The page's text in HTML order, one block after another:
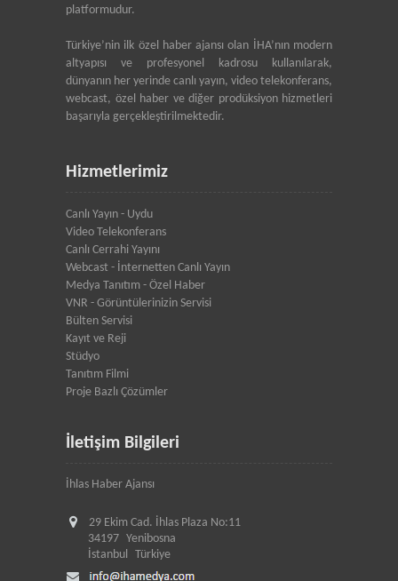
platformudur.
Türkiye’nin ilk özel haber ajansı olan İHA’nın modern
altyapısı ve profesyonel kadrosu kullanılarak,
dünyanın her yerinde canlı yayın, video telekonferans,
webcast, özel haber ve diğer prodüksiyon hizmetleri
başarıyla gerçekleştirilmektedir.
Hizmetlerimiz
Canlı Yayın - Uydu
Video Telekonferans
Canlı Cerrahi Yayını
Webcast - İnternetten Canlı Yayın
Medya Tanıtım - Özel Haber
VNR - Görüntülerinizin Servisi
Bülten Servisi
Kayıt ve Reji
Stüdyo
Tanıtım Filmi
Proje Bazlı Çözümler
İletişim Bilgileri
İhlas Haber Ajansı
29 Ekim Cad. İhlas Plaza No:11
34197 Yenibosna
İstanbul Türkiye